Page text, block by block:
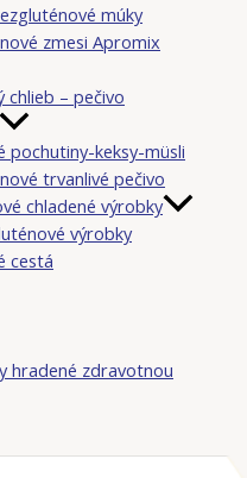
múky
zmesi Apromix
chlieb – pečivo
pochutiny-keksy-müsli
trvanlivé pečivo
chladené výrobky
výrobky
cestá
hradené zdravotnou